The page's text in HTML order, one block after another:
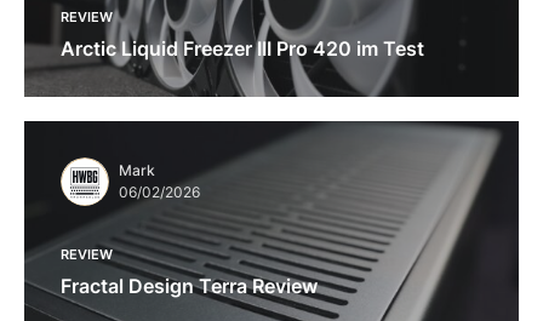
REVIEW
Arctic Liquid Freezer III Pro 420 im Test
Mark
06/02/2026
REVIEW
Fractal Design Terra Review